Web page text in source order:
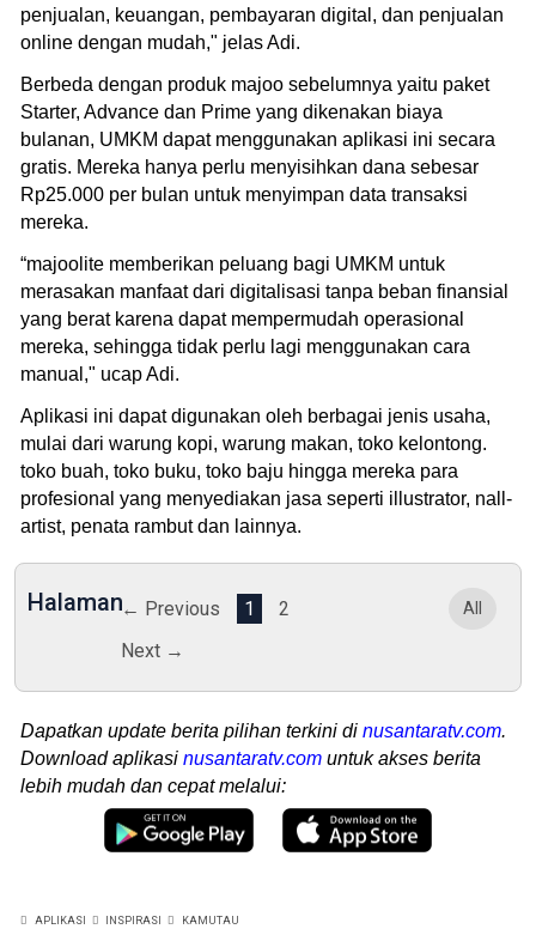
penjualan, keuangan, pembayaran digital, dan penjualan
online dengan mudah," jelas Adi.
Berbeda dengan produk majoo sebelumnya yaitu paket
Starter, Advance dan Prime yang dikenakan biaya
bulanan, UMKM dapat menggunakan aplikasi ini secara
gratis. Mereka hanya perlu menyisihkan dana sebesar
Rp25.000 per bulan untuk menyimpan data transaksi
mereka.
“majoolite memberikan peluang bagi UMKM untuk
merasakan manfaat dari digitalisasi tanpa beban finansial
yang berat karena dapat mempermudah operasional
mereka, sehingga tidak perlu lagi menggunakan cara
manual," ucap Adi.
Aplikasi ini dapat digunakan oleh berbagai jenis usaha,
mulai dari warung kopi, warung makan, toko kelontong.
toko buah, toko buku, toko baju hingga mereka para
profesional yang menyediakan jasa seperti illustrator, nall-
artist, penata rambut dan lainnya.
Halaman← Previous 1
2
Next →
All
Dapatkan update berita pilihan terkini di nusantaratv.com.
Download aplikasi nusantaratv.com untuk akses berita
lebih mudah dan cepat melalui:
APLIKASI INSPIRASI KAMUTAU